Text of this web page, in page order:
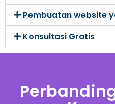
Pembuatan website
Konsultasi Gratis